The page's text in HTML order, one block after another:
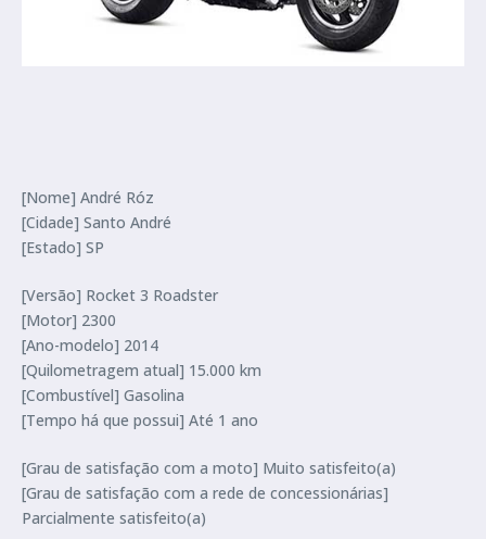
[Nome] André Róz
[Cidade] Santo André
[Estado] SP
[Versão] Rocket 3 Roadster
[Motor] 2300
[Ano-modelo] 2014
[Quilometragem atual] 15.000 km
[Combustível] Gasolina
[Tempo há que possui] Até 1 ano
[Grau de satisfação com a moto] Muito satisfeito(a)
[Grau de satisfação com a rede de concessionárias]
Parcialmente satisfeito(a)